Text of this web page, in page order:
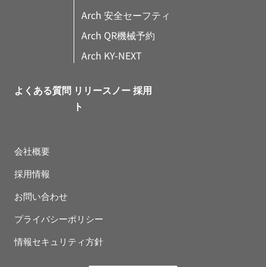
Arch 安全セーフティ
Arch QR機械予約
Arch KY-NEXT
よくある質問 リリースノー
ト
採用
会社概要
採用情報
お問い合わせ
プライバシーポリシー
情報セキュリティ方針